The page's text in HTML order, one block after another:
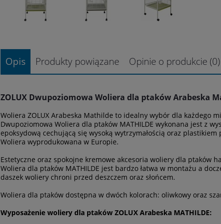
Opis Produkty powiązane Opinie o produkcie (0)
ZOLUX Dwupoziomowa Woliera dla ptaków Arabeska
Woliera ZOLUX Arabeska Mathilde to idealny wybór dla każdego
Dwupoziomowa Woliera dla ptaków MATHILDE wykonana jest z
epoksydową cechującą się wysoką wytrzymałością oraz
Woliera wyprodukowana w Europie.
Estetyczne oraz spokojne kremowe akcesoria woliery dla ptaków
Woliera dla ptaków MATHILDE jest bardzo łatwa w montażu a
daszek woliery chroni przed deszczem oraz słońcem.
Woliera dla ptaków dostępna w dwóch kolorach: oliwkowy oraz
Wyposażenie woliery dla ptaków ZOLUX Arabeska MATHILDE: